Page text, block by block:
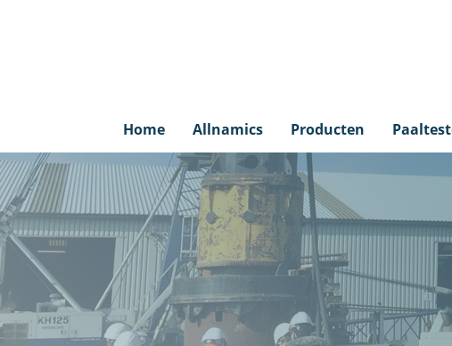
Home Allnamics Producten